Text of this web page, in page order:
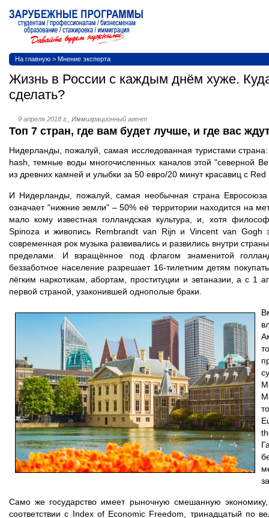
На главную > Мнение эксперта
Жизнь в России с каждым днём хуже.
сделать?
9 апреля 2018 г., Иммиграционный агент
Топ 7 стран, где вам будет лучше, и где вас
Нидерланды, пожалуй, самая исследованная туристами
hash, темные воды многочисленных каналов этой "северной
из древних камней и улыбки за 50 евро/20 минут красавиц с
И Нидерланды, пожалуй, самая необычная страна
означает "нижние земли" – 50% её территории находится на
мало кому известная голландская культура, и, хотя
Spinoza и живопись Rembrandt van Rijn и Vincent van Gogh
современная рок музыка развивались и развились внутри
пределами. И взращённое под флагом знаменитой
беззаботное население разрешает 16-тилетним детям
лёгким наркотикам, абортам, проституции и эвтаназии, а с
первой страной, узаконившей однополые браки.
Само же государство имеет рыночную смешанную
соответствии с Index of Economic Freedom, тринадцатый по